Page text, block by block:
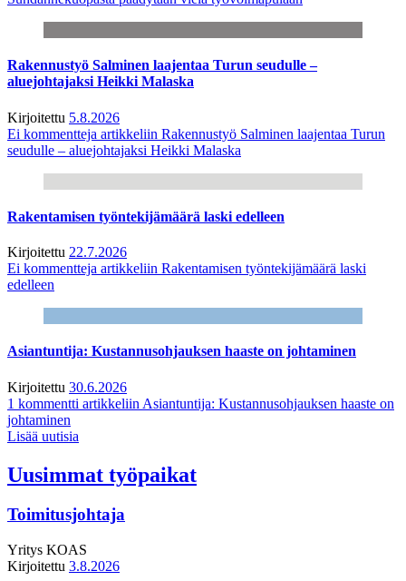
Rakennustyö Salminen laajentaa Turun seudulle –
aluejohtajaksi Heikki Malaska
Kirjoitettu 5.8.2026
Ei kommentteja artikkeliin Rakennustyö Salminen laajentaa Turun
seudulle – aluejohtajaksi Heikki Malaska
Rakentamisen työntekijämäärä laski edelleen
Kirjoitettu 22.7.2026
Ei kommentteja artikkeliin Rakentamisen työntekijämäärä laski
edelleen
Asiantuntija: Kustannusohjauksen haaste on johtaminen
Kirjoitettu 30.6.2026
1 kommentti artikkeliin Asiantuntija: Kustannusohjauksen haaste on
johtaminen
Lisää uutisia
Uusimmat työpaikat
Toimitusjohtaja
Yritys KOAS
Kirjoitettu 3.8.2026